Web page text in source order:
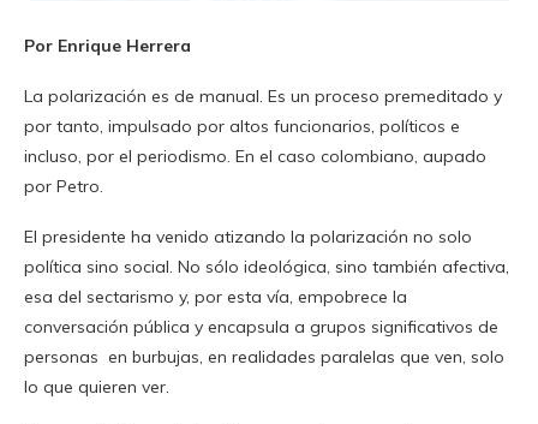
Por Enrique Herrera
La polarización es de manual. Es un proceso premeditado y
por tanto, impulsado por altos funcionarios, políticos e
incluso, por el periodismo. En el caso colombiano, aupado
por Petro.
El presidente ha venido atizando la polarización no solo
política sino social. No sólo ideológica, sino también afectiva,
esa del sectarismo y, por esta vía, empobrece la
conversación pública y encapsula a grupos significativos de
personas en burbujas, en realidades paralelas que ven, solo
lo que quieren ver.